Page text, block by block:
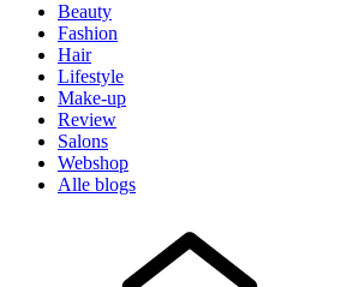
Beauty
Fashion
Hair
Lifestyle
Make-up
Review
Salons
Webshop
Alle blogs